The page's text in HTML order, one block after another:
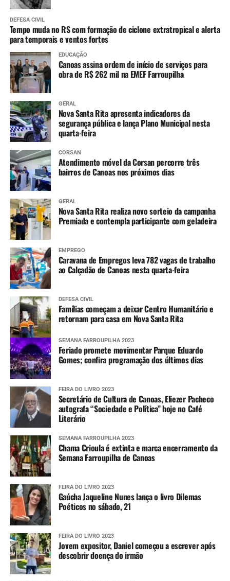
DEFESA CIVIL
Tempo muda no RS com formação de ciclone extratropical e alerta
para temporais e ventos fortes
EDUCAÇÃO
Canoas assina ordem de início de serviços para
obra de R$ 262 mil na EMEF Farroupilha
GERAL
Nova Santa Rita apresenta indicadores da
segurança pública e lança Plano Municipal nesta
quarta-feira
CORSAN
Atendimento móvel da Corsan percorre três
bairros de Canoas nos próximos dias
GERAL
Nova Santa Rita realiza novo sorteio da campanha
Premiada e contempla participante com geladeira
EMPREGO
Caravana de Empregos leva 782 vagas de trabalho
ao Calçadão de Canoas nesta quarta-feira
DEFESA CIVIL
Famílias começam a deixar Centro Humanitário e
retornam para casa em Nova Santa Rita
SEMANA FARROUPILHA 2023
Feriado promete movimentar Parque Eduardo
Gomes; confira programação dos últimos dias
FEIRA DO LIVRO 2023
Secretário de Cultura de Canoas, Eliezer Pacheco
autografa “Sociedade e Política” hoje no Café
Literário
SEMANA FARROUPILHA 2023
Chama Crioula é extinta e marca encerramento da
Semana Farroupilha de Canoas
FEIRA DO LIVRO 2023
Gaúcha Jaqueline Nunes lança o livro Dilemas
Poéticos no sábado, 21
FEIRA DO LIVRO 2023
Jovem expositor, Daniel começou a escrever após
descobrir doença do irmão